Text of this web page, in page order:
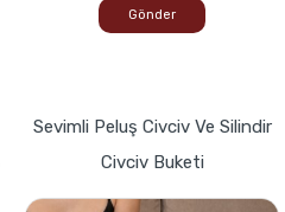
Gönder
Sevimli Peluş Civciv Ve Silindir
Civciv Buketi